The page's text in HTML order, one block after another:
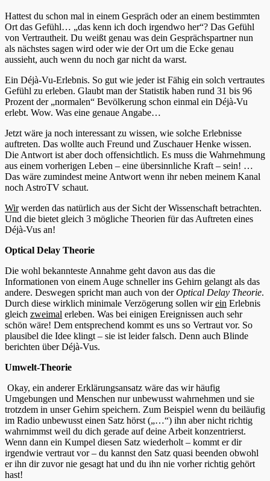
Hattest du schon mal in einem Gespräch oder an einem bestimmten
Ort das Gefühl… „das kenn ich doch irgendwo her“? Das Gefühl
von Vertrautheit. Du weißt genau was dein Gesprächspartner nun
als nächstes sagen wird oder wie der Ort um die Ecke genau
aussieht, auch wenn du noch gar nicht da warst.
Ein Déjà-Vu-Erlebnis. So gut wie jeder ist Fähig ein solch vertrautes
Gefühl zu erleben. Glaubt man der Statistik haben rund 31 bis 96
Prozent der „normalen“ Bevölkerung schon einmal ein Déjà-Vu
erlebt. Wow. Was eine genaue Angabe…
Jetzt wäre ja noch interessant zu wissen, wie solche Erlebnisse
auftreten. Das wollte auch Freund und Zuschauer Henke wissen.
Die Antwort ist aber doch offensichtlich. Es muss die Wahrnehmung
aus einem vorherigen Leben – eine übersinnliche Kraft – sein! …
Das wäre zumindest meine Antwort wenn ihr neben meinem Kanal
noch AstroTV schaut.
Wirwerden das natürlich aus der Sicht der Wissenschaft betrachten.
Und die bietet gleich 3 mögliche Theorien für das Auftreten eines
Déjà-Vus an!
Optical Delay Theorie
Die wohl bekannteste Annahme geht davon aus das die
Informationen von einem Auge schneller ins Gehirn gelangt als das
andere. Deswegen spricht man auch von derOptical Delay Theorie.
Durch diese wirklich minimale Verzögerung sollen wirein Erlebnis
gleich zweimal erleben. Was bei einigen Ereignissen auch sehr
schön wäre! Dem entsprechend kommt es uns so Vertraut vor. So
plausibel die Idee klingt – sie ist leider falsch. Denn auch Blinde
berichten über Déjà-Vus.
Umwelt-Theorie
Okay, ein anderer Erklärungsansatz wäre das wir häufig
Umgebungen und Menschen nur unbewusst wahrnehmen und sie
trotzdem in unser Gehirn speichern. Zum Beispiel wenn du beiläufig
im Radio unbewusst einen Satz hörst („…“) ihn aber nicht richtig
wahrnimmst weil du dich gerade auf deine Arbeit konzentrierst.
Wenn dann ein Kumpel diesen Satz wiederholt – kommt er dir
irgendwie vertraut vor – du kannst den Satz quasi beenden obwohl
er ihn dir zuvor nie gesagt hat und du ihn nie vorher richtig gehört
hast!